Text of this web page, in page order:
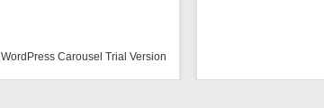
WordPress Carousel Trial Version